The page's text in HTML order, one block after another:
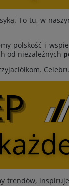
To tu, w
polskość i
od niezależnych
trendów,